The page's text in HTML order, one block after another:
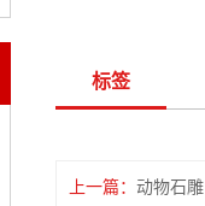
标签
上一篇：动物石雕